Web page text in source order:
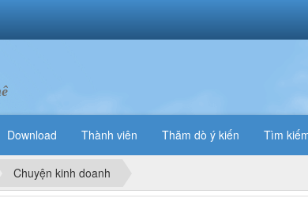
Download Thành viên Thăm dò ý kiến Tìm
Chuyện kinh doanh